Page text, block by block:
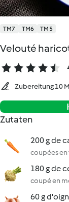
TM7 TM6 TM5
Velouté
Zubereitung 10
Zutaten
200 g de
coupées
180 g de
coupé en
60 g